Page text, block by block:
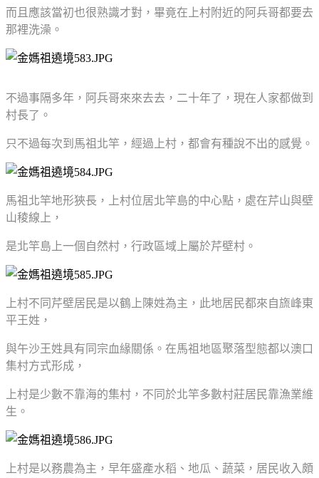
而且應該當初也很熟識才對，畢竟在上村附近的阿兵哥都要去
那裡洗澡。
不過事隔多年，阿兵哥來來去去，二十年了，現在人家都做到
村長了。
只不過每次到馬祖北竿，經過上村，都會有種說不出的感覺。
馬祖北竿地形狹長，上村位居北竿島的中心點，處在芹山與壁
山稜線上，
是北竿島上一個自然村，行政區域上屬於芹壁村。
上村不同芹壁居民是以鶴上陳姓為主，此地居民都來自旒峰東
平王姓，
與午沙王姓具有同宗血緣關係。在馬祖地區聚落型態都以澳口
集村方式形成，
上村是少數不靠海的集村，不同於北竿多數村莊居民靠漁業維
生。
上村是以務農為主，早年盛產水稻、地瓜、蔬菜，居民收入頗